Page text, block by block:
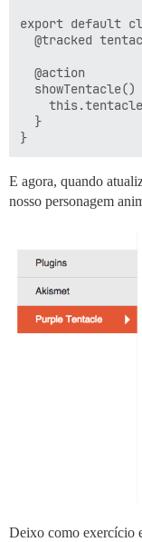
export default
@tracked
  @action
showTentacle()
  }
E agora, quando
nosso personagem
Deixo como exercício